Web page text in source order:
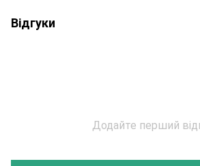
Відгуки
Додайте перший